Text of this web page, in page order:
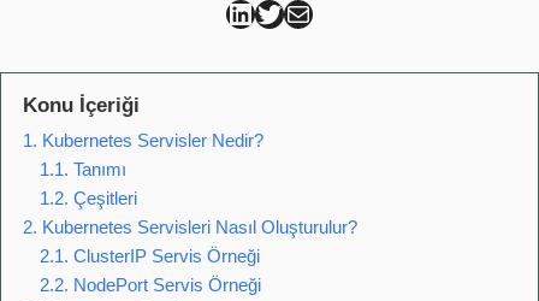
Can Kütahya Linkedin
Can Kütahya Twitter
Can Kütahya Mail
Konu İçeriği
1. Kubernetes Servisler Nedir?
1.1. Tanımı
1.2. Çeşitleri
2. Kubernetes Servisleri Nasıl Oluşturulur?
2.1. ClusterIP Servis Örneği
2.2. NodePort Servis Örneği